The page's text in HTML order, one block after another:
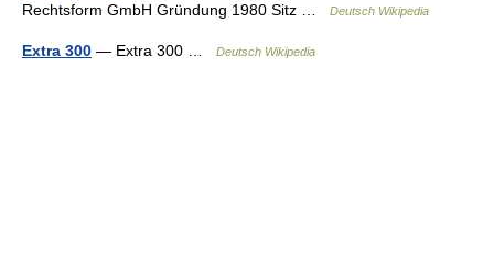
Rechtsform GmbH Gründung 1980 Sitz …
Deutsch Wikipedia
Extra 300 — Extra 300 … Deutsch Wikipedia